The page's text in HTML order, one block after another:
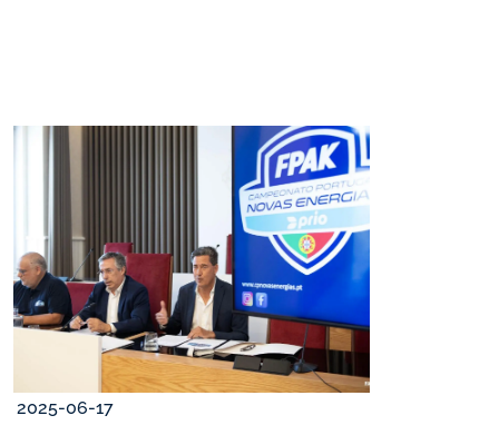
2025-06-17